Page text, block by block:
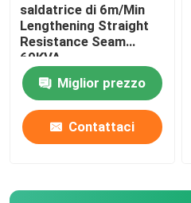
saldatrice di 6m/Min
Lengthening Straight
Resistance Seam
60KVA
Miglior prezzo
Contattaci